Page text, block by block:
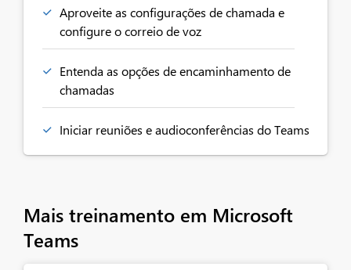
Aproveite as configurações de chamada e
configure o correio de voz
Entenda as opções de encaminhamento de
chamadas
Iniciar reuniões e audioconferências do Teams
Mais treinamento em Microsoft
Teams